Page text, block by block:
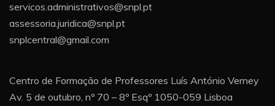
servicos.administrativos@snpl.pt
assessoria.juridica@snpl.pt
snplcentral@gmail.com
Centro de Formação de Professores Luís António Verney
Av. 5 de outubro, nº 70 – 8º Esqº 1050-059 Lisboa